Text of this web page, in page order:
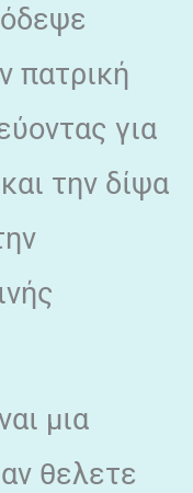
πατρική
για
την δίψα
μια
θελετε